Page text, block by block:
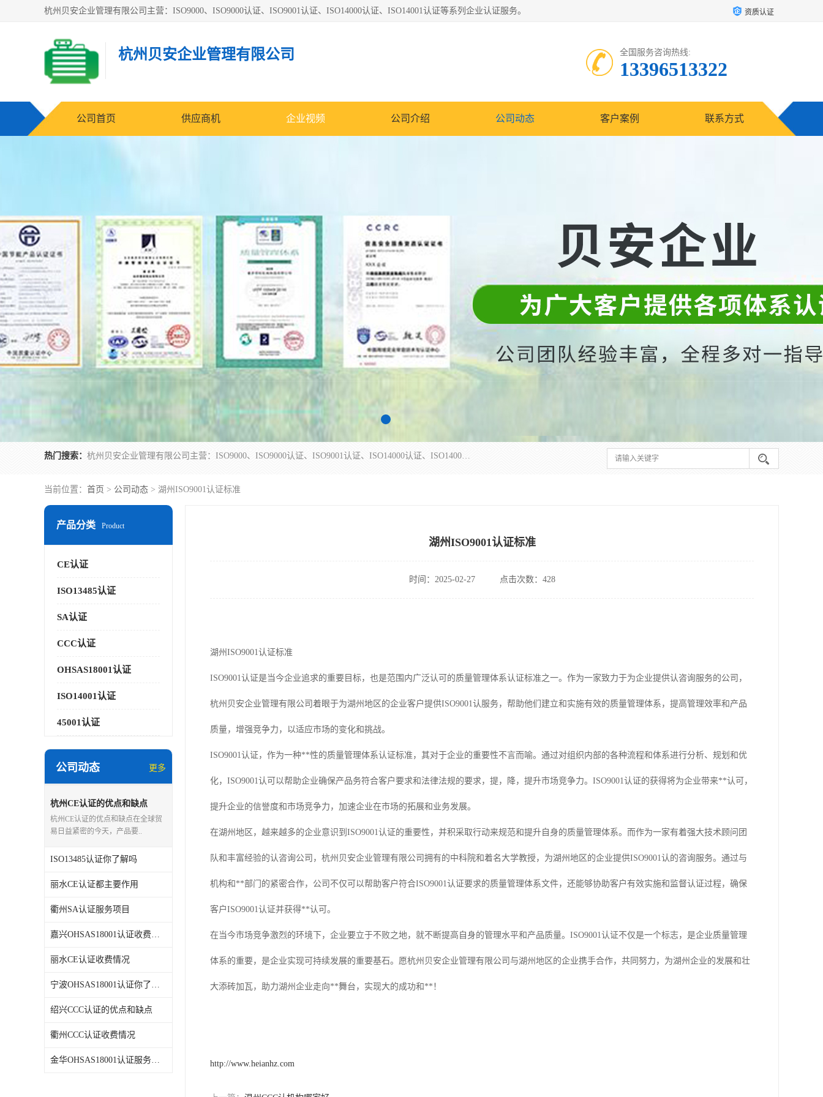
杭州贝安企业管理有限公司主营：ISO9000、ISO9000认证、ISO9001认证、ISO14000认证、ISO14001认证等系列企业认证服务。 资质认证
杭州贝安企业管理有限公司 全国服务咨询热线:
13396513322
公司首页 供应商机 企业视频 公司介绍 公司动态 客户案例 联系方式
热门搜索： 杭州贝安企业管理有限公司主营：ISO9000、ISO9000认证、ISO9001认证、ISO14000认证、ISO14001认证等系列企业认证服务。
当前位置： 首页 > 公司动态 > 湖州ISO9001认证标准
产品分类 Product
CE认证
ISO13485认证
SA认证
CCC认证
OHSAS18001认证
ISO14001认证
45001认证
公司动态 更多
杭州CE认证的优点和缺点
杭州CE认证的优点和缺点在全球贸
易日益紧密的今天，产品要..
ISO13485认证你了解吗
丽水CE认证都主要作用
衢州SA认证服务项目
嘉兴OHSAS18001认证收费情况
丽水CE认证收费情况
宁波OHSAS18001认证你了解吗
绍兴CCC认证的优点和缺点
衢州CCC认证收费情况
金华OHSAS18001认证服务项目
湖州ISO9001认证标准
时间：2025-02-27 点击次数：428
湖州ISO9001认证标准
ISO9001认证是当今企业追求的重要目标，也是范围内广泛认可的质量管理体系认证标准之一。作为一家致力于为企业提供认咨询服务的公司，
杭州贝安企业管理有限公司着眼于为湖州地区的企业客户提供ISO9001认服务，帮助他们建立和实施有效的质量管理体系，提高管理效率和产品
质量，增强竞争力，以适应市场的变化和挑战。
ISO9001认证，作为一种**性的质量管理体系认证标准，其对于企业的重要性不言而喻。通过对组织内部的各种流程和体系进行分析、规划和优
化，ISO9001认可以帮助企业确保产品务符合客户要求和法律法规的要求，提，降，提升市场竞争力。ISO9001认证的获得将为企业带来**认可，
提升企业的信誉度和市场竞争力，加速企业在市场的拓展和业务发展。
在湖州地区，越来越多的企业意识到ISO9001认证的重要性，并积采取行动来规范和提升自身的质量管理体系。而作为一家有着强大技术顾问团
队和丰富经验的认咨询公司，杭州贝安企业管理有限公司拥有的中科院和着名大学教授，为湖州地区的企业提供ISO9001认的咨询服务。通过与
机构和**部门的紧密合作，公司不仅可以帮助客户符合ISO9001认证要求的质量管理体系文件，还能够协助客户有效实施和监督认证过程，确保
客户ISO9001认证并获得**认可。
在当今市场竞争激烈的环境下，企业要立于不败之地，就不断提高自身的管理水平和产品质量。ISO9001认证不仅是一个标志，是企业质量管理
体系的重要，是企业实现可持续发展的重要基石。愿杭州贝安企业管理有限公司与湖州地区的企业携手合作，共同努力，为湖州企业的发展和壮
大添砖加瓦，助力湖州企业走向**舞台，实现大的成功和**！
http://www.heianhz.com